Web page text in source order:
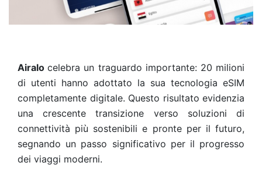
Airalocelebra un traguardo importante: 20 milioni
di utenti hanno adottato la sua tecnologia eSIM
completamente digitale. Questo risultato evidenzia
una crescente transizione verso soluzioni di
connettività più sostenibili e pronte per il futuro,
segnando un passo significativo per il progresso
dei viaggi moderni.